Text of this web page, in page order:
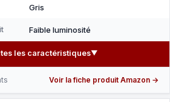
Gris
Faible luminosité
les caractéristiques▼
Voir la fiche produit Amazon →